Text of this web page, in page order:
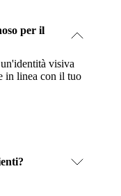
per il
visiva
in linea con il tuo